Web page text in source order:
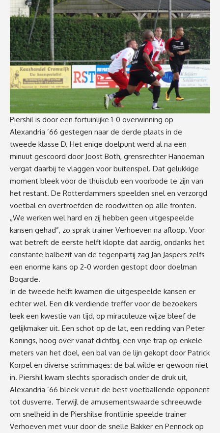
Piershil is door een fortuinlijke 1-0 overwinning op
Alexandria ’66 gestegen naar de derde plaats in de
tweede klasse D. Het enige doelpunt werd al na een
minuut gescoord door Joost Both, grensrechter Hanoeman
vergat daarbij te vlaggen voor buitenspel. Dat gelukkige
moment bleek voor de thuisclub een voorbode te zijn van
het restant. De Rotterdammers speelden snel en verzorgd
voetbal en overtroefden de roodwitten op alle fronten.
,,We werken wel hard en zij hebben geen uitgespeelde
kansen gehad”, zo sprak trainer Verhoeven na afloop. Voor
wat betreft de eerste helft klopte dat aardig, ondanks het
constante balbezit van de tegenpartij zag Jan Jaspers zelfs
een enorme kans op 2-0 worden gestopt door doelman
Bogarde.
In de tweede helft kwamen die uitgespeelde kansen er
echter wel. Een dik verdiende treffer voor de bezoekers
leek een kwestie van tijd, op miraculeuze wijze bleef de
gelijkmaker uit. Een schot op de lat, een redding van Peter
Konings, hoog over vanaf dichtbij, een vrije trap op enkele
meters van het doel, een bal van de lijn gekopt door Patrick
Korpel en diverse scrimmages: de bal wilde er gewoon niet
in. Piershil kwam slechts sporadisch onder de druk uit,
Alexandria ’66 bleek veruit de best voetballende opponent
tot dusverre. Terwijl de amusementswaarde schreeuwde
om snelheid in de Piershilse frontlinie speelde trainer
Verhoeven met vuur door de snelle Bakker en Pennock op